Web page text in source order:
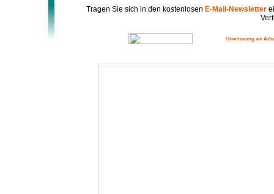
Tragen Sie sich in den kostenlosen E-Mail-Newsletter
Orientierung am